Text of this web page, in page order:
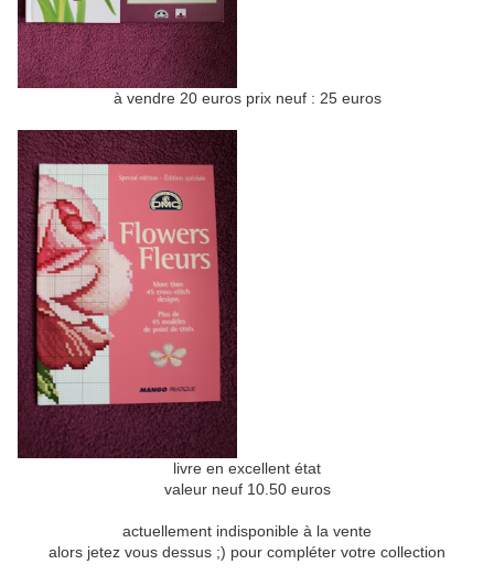
à vendre 20 euros prix neuf : 25 euros
livre en excellent état
valeur neuf 10.50 euros
actuellement indisponible à la vente
alors jetez vous dessus ;) pour compléter votre collection